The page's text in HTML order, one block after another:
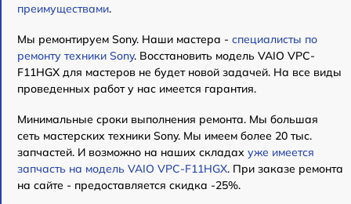
преимуществами.
Мы ремонтируем Sony. Наши мастера - специалисты по
ремонту техники Sony. Восстановить модель VAIO VPC-
F11HGX для мастеров не будет новой задачей. На все виды
проведенных работ у нас имеется гарантия.
Минимальные сроки выполнения ремонта. Мы большая
сеть мастерских техники Sony. Мы имеем более 20 тыс.
запчастей. И возможно на наших складах уже имеется
запчасть на модель VAIO VPC-F11HGX. При заказе ремонта
на сайте - предоставляется скидка -25%.